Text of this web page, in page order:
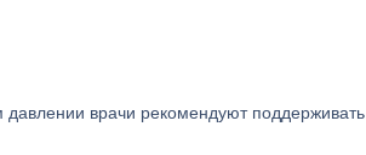
врачи рекомендуют поддерживать